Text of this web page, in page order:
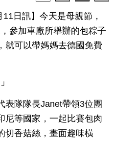
11日訊】今天是母親節，
參加車廠所舉辦的包粽子
就可以帶媽媽去德國免費
表隊隊長Janet帶領3位團
尼等國家，一起比賽包肉
切香菇絲，畫面趣味橫